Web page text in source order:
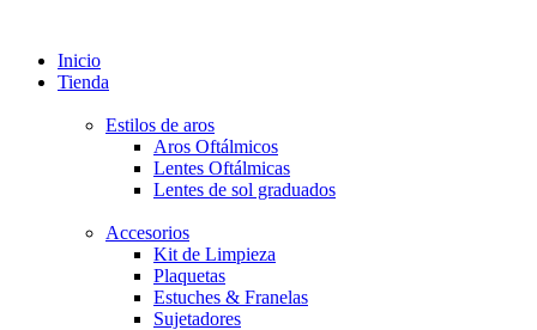
Inicio
Tienda
Estilos de aros
Aros Oftálmicos
Lentes Oftálmicas
Lentes de sol graduados
Accesorios
Kit de Limpieza
Plaquetas
Estuches & Franelas
Sujetadores